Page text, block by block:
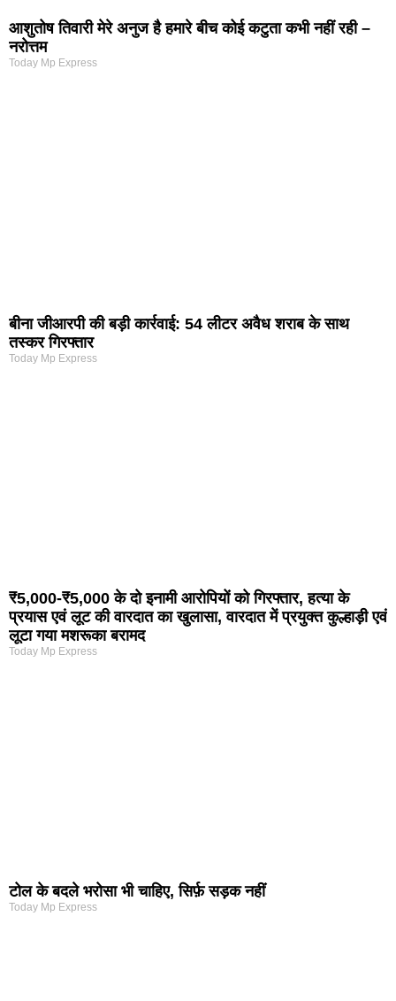
आशुतोष तिवारी मेरे अनुज है हमारे बीच कोई कटुता कभी नहीं रही –
नरोत्तम
Today Mp Express
बीना जीआरपी की बड़ी कार्रवाई: 54 लीटर अवैध शराब के साथ
तस्कर गिरफ्तार
Today Mp Express
₹5,000-₹5,000 के दो इनामी आरोपियों को गिरफ्तार, हत्या के
प्रयास एवं लूट की वारदात का खुलासा, वारदात में प्रयुक्त कुल्हाड़ी एवं
लूटा गया मशरूका बरामद
Today Mp Express
टोल के बदले भरोसा भी चाहिए, सिर्फ़ सड़क नहीं
Today Mp Express